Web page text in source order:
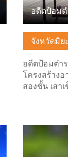
จังหวัดมิย
อดีตป้อมตำ
โครงสร้างอ
สองชั้น เสา
ดูข้อมูลพื้นฐ